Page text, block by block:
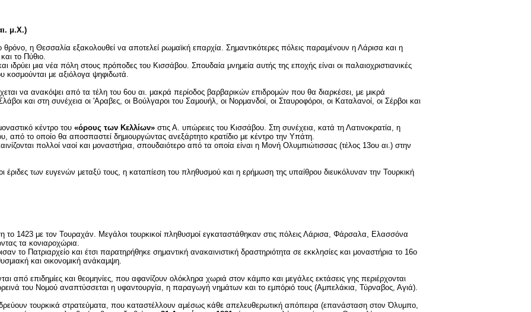
μ.Χ.)
η Θεσσαλία εξακολουθεί να αποτελεί ρωμαϊκή επαρχία. Σημαντικότερες πόλεις παραμένουν η Λάρισα και η
το Πύθιο.
ιδρύει μια νέα πόλη στους πρόποδες του Κισσάβου. Σπουδαία μνημεία αυτής της εποχής είναι οι παλαιοχριστιανικές
κοσμούνται με αξιόλογα ψηφιδωτά.
να ανακόψει από τα τέλη του 6ου αι. μακρά περίοδος βαρβαρικών επιδρομών που θα διαρκέσει, με μικρά
και στη συνέχεια οι 'Aραβες, οι Βούλγαροι του Σαμουήλ, οι Νορμανδοί, οι Σταυροφόροι, οι Καταλανοί, οι Σέρβοι και
κέντρο του «όρους των Κελλίων» στις Α. υπώρειες του Κισσάβου. Στη συνέχεια, κατά τη Λατινοκρατία, η
από το οποίο θα αποσπαστεί δημιουργώντας ανεξάρτητο κρατίδιο με κέντρο την Υπάτη.
πολλοί ναοί και μοναστήρια, σπουδαιότερο από τα οποία είναι η Μονή Ολυμπιώτισσας (τέλος 13ου αι.) στην
έριδες των ευγενών μεταξύ τους, η καταπίεση του πληθυσμού και η ερήμωση της υπαίθρου διευκόλυναν την Τουρκική
1423 με τον Τουραχάν. Μεγάλοι τουρκικοί πληθυσμοί εγκαταστάθηκαν στις πόλεις Λάρισα, Φάρσαλα, Ελασσόνα
τα κονιαροχώρια.
το Πατριαρχείο και έτσι παρατηρήθηκε σημαντική ανακαινιστική δραστηριότητα σε εκκλησίες και μοναστήρια το 16ο
και οικονομική ανάκαμψη.
από επιδημίες και θεομηνίες, που αφανίζουν ολόκληρα χωριά στον κάμπο και μεγάλες εκτάσεις γης περιέρχονται
του Νομού αναπτύσσεται η υφαντουργία, η παραγωγή νημάτων και το εμπόριό τους (Αμπελάκια, Τύρναβος, Αγιά).
τουρκικά στρατεύματα, που καταστέλλουν αμέσως κάθε απελευθερωτική απόπειρα (επανάσταση στον Όλυμπο,